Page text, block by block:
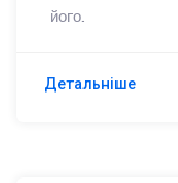
його.
Детальніше